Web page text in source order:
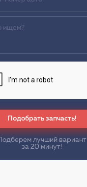
Подобрать запчасть!
Подберем лучший вариант
за 20 минут!